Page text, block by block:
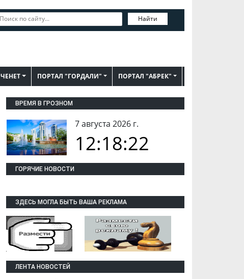
Найти
ЧЕНЕТ ПОРТАЛ "ГОРДАЛИ" ПОРТАЛ "АБРЕК"
ВРЕМЯ В ГРОЗНОМ
7 августа 2026 г.
12:18:23
ГОРЯЧИЕ НОВОСТИ
ЗДЕСЬ МОГЛА БЫТЬ ВАША РЕКЛАМА
ЛЕНТА НОВОСТЕЙ